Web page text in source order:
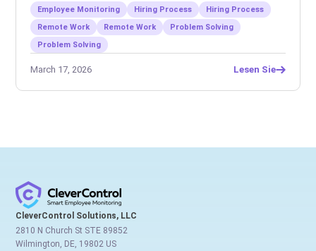
Employee Monitoring
Hiring Process
Hiring Process
Remote Work
Remote Work
Problem Solving
Problem Solving
March 17, 2026 Lesen Sie
CleverControl Solutions, LLC
2810 N Church St STE 89852
Wilmington, DE, 19802 US